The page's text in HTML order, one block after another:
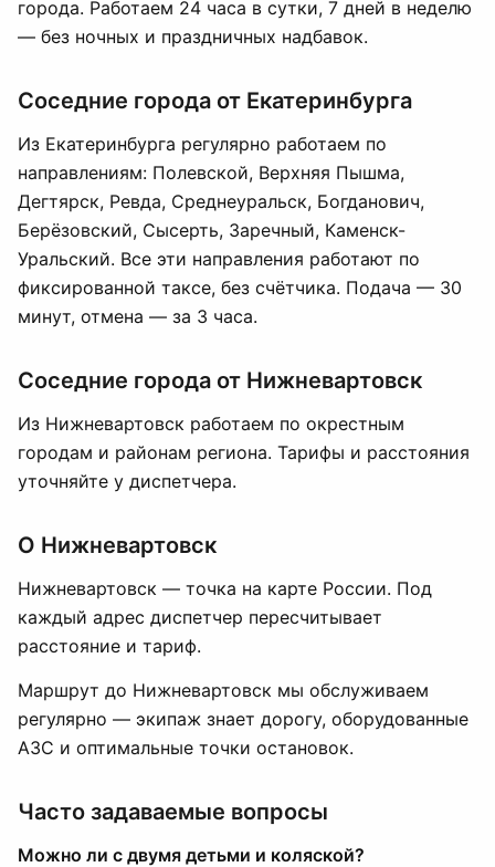
города. Работаем 24 часа в сутки, 7 дней в неделю
— без ночных и праздничных надбавок.
Соседние города от Екатеринбурга
Из Екатеринбурга регулярно работаем по
направлениям: Полевской, Верхняя Пышма,
Дегтярск, Ревда, Среднеуральск, Богданович,
Берёзовский, Сысерть, Заречный, Каменск-
Уральский. Все эти направления работают по
фиксированной таксе, без счётчика. Подача — 30
минут, отмена — за 3 часа.
Соседние города от Нижневартовск
Из Нижневартовск работаем по окрестным
городам и районам региона. Тарифы и расстояния
уточняйте у диспетчера.
О Нижневартовск
Нижневартовск — точка на карте России. Под
каждый адрес диспетчер пересчитывает
расстояние и тариф.
Маршрут до Нижневартовск мы обслуживаем
регулярно — экипаж знает дорогу, оборудованные
АЗС и оптимальные точки остановок.
Часто задаваемые вопросы
Можно ли с двумя детьми и коляской?